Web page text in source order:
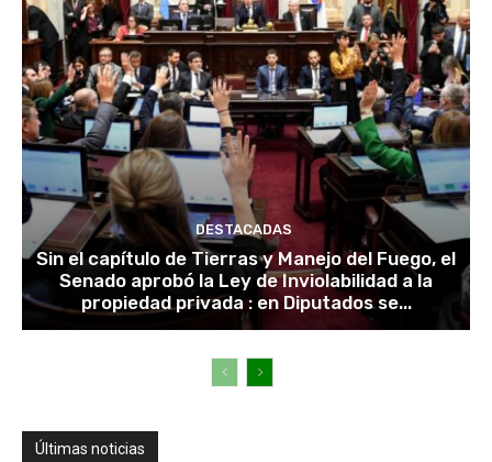
DESTACADAS
Sin el capítulo de Tierras y Manejo del Fuego, el
Senado aprobó la Ley de Inviolabilidad a la
propiedad privada : en Diputados se...
Últimas noticias